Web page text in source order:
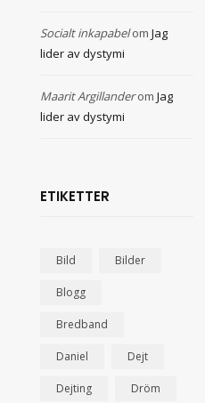
Socialt inkapabelom Jag
lider av dystymi
Maarit Argillanderom Jag
lider av dystymi
ETIKETTER
Bild Bilder
Blogg
Bredband
Daniel Dejt
Dejting Dröm